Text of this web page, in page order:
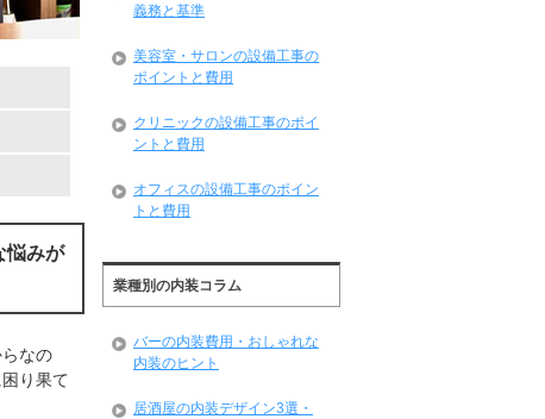
悩みが
なの
り果て
義務と基準
美容室・サロンの設備工事の
ポイントと費用
クリニックの設備工事のポイ
ントと費用
オフィスの設備工事のポイン
トと費用
業種別の内装コラム
バーの内装費用・おしゃれな
内装のヒント
居酒屋の内装デザイン3選・